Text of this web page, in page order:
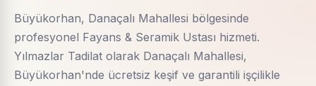
Büyükorhan, Danaçalı Mahallesi bölgesinde
profesyonel Fayans & Seramik Ustası hizmeti.
Yılmazlar Tadilat olarak Danaçalı Mahallesi,
Büyükorhan'nde ücretsiz keşif ve garantili işçilikle